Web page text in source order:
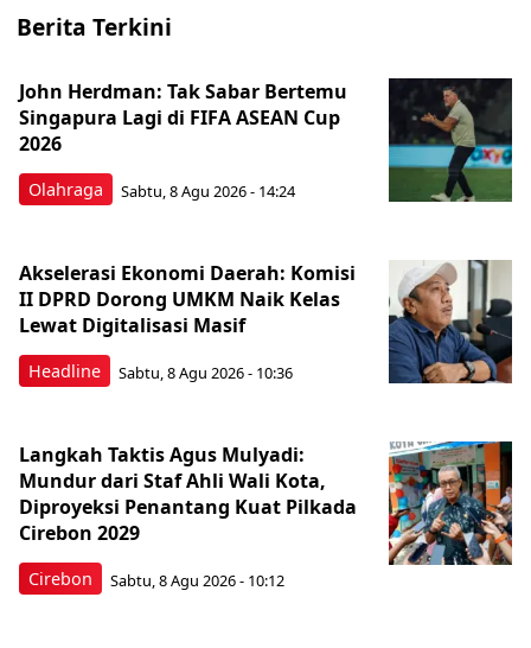
Berita Terkini
Olahraga
John Herdman: Tak Sabar Bertemu
Singapura Lagi di FIFA ASEAN Cup
2026
Sabtu, 8 Agu 2026 - 14:24
Headline
Akselerasi Ekonomi Daerah: Komisi
II DPRD Dorong UMKM Naik Kelas
Lewat Digitalisasi Masif
Sabtu, 8 Agu 2026 - 10:36
Cirebon
Langkah Taktis Agus Mulyadi:
Mundur dari Staf Ahli Wali Kota,
Diproyeksi Penantang Kuat Pilkada
Cirebon 2029
Sabtu, 8 Agu 2026 - 10:12